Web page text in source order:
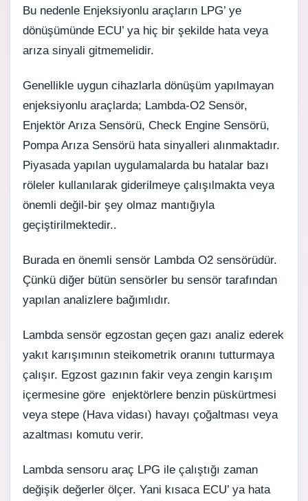
Bu nedenle Enjeksiyonlu araçların LPG’ ye
dönüşümünde ECU’ ya hiç bir şekilde hata veya
arıza sinyali gitmemelidir.
Genellikle uygun cihazlarla dönüşüm yapılmayan
enjeksiyonlu araçlarda; Lambda-O2 Sensör,
Enjektör Arıza Sensörü, Check Engine Sensörü,
Pompa Arıza Sensörü hata sinyalleri alınmaktadır.
Piyasada yapılan uygulamalarda bu hatalar bazı
röleler kullanılarak giderilmeye çalışılmakta veya
önemli değil-bir şey olmaz mantığıyla
geçiştirilmektedir..
Burada en önemli sensör Lambda O2 sensörüdür.
Çünkü diğer bütün sensörler bu sensör tarafından
yapılan analizlere bağımlıdır.
Lambda sensör egzostan geçen gazı analiz ederek
yakıt karışımının steikometrik oranını tutturmaya
çalışır. Egzost gazının fakir veya zengin karışım
içermesine göre enjektörlere benzin püskürtmesi
veya stepe (Hava vidası) havayı çoğaltması veya
azaltması komutu verir.
Lambda sensoru araç LPG ile çalıştığı zaman
değişik değerler ölçer. Yani kısaca ECU’ ya hata